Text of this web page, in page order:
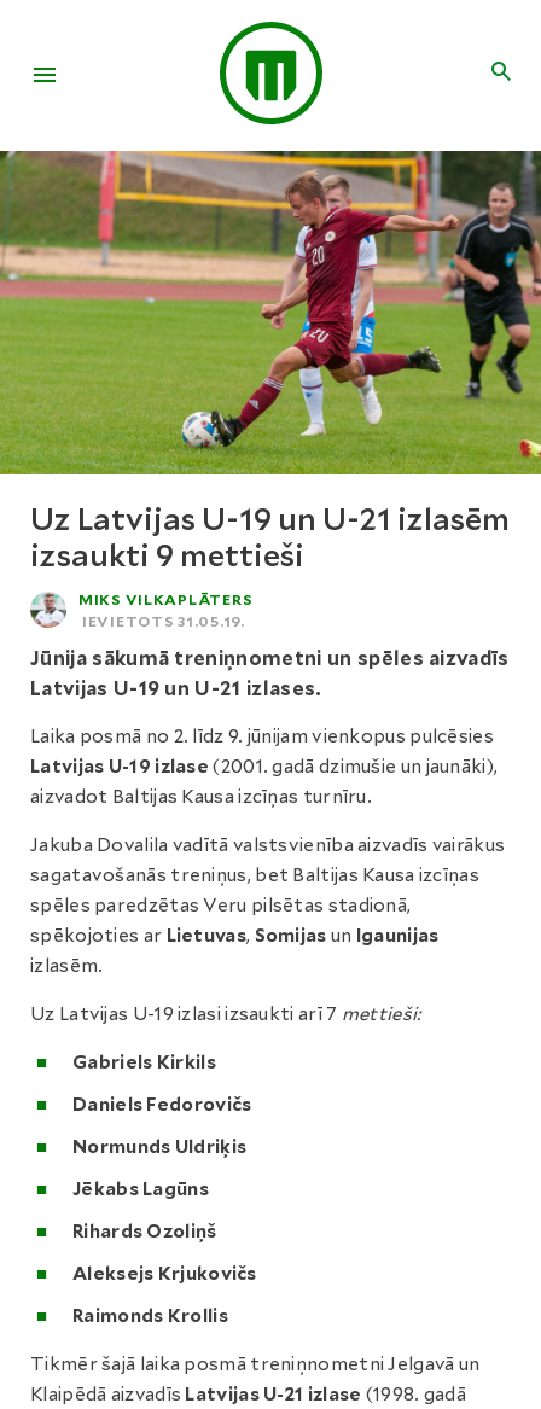
Uz Latvijas U-19 un U-21 izlasēm
izsaukti 9 mettieši
MIKS VILKAPLĀTERS
IEVIETOTS 31.05.19.
Jūnija sākumā treniņnometni un spēles aizvadīs
Latvijas U-19 un U-21 izlases.
Laika posmā no 2. līdz 9. jūnijam vienkopus pulcēsies
Latvijas U-19 izlase (2001. gadā dzimušie un jaunāki),
aizvadot Baltijas Kausa izcīņas turnīru.
Jakuba Dovalila vadītā valstsvienība aizvadīs vairākus
sagatavošanās treniņus, bet Baltijas Kausa izcīņas
spēles paredzētas Veru pilsētas stadionā,
spēkojoties ar Lietuvas, Somijas un Igaunijas
izlasēm.
Uz Latvijas U-19 izlasi izsaukti arī 7 mettieši:
Gabriels Kirkils
Daniels Fedorovičs
Normunds Uldriķis
Jēkabs Lagūns
Rihards Ozoliņš
Aleksejs Krjukovičs
Raimonds Krollis
Tikmēr šajā laika posmā treniņnometni Jelgavā un
Klaipēdā aizvadīs Latvijas U-21 izlase (1998. gadā